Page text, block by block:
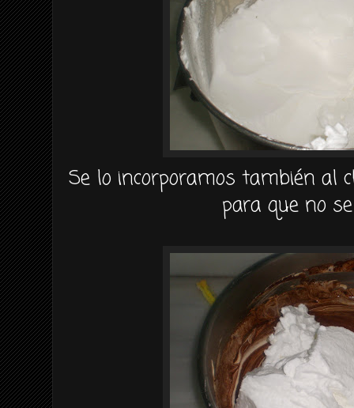
Se lo incorporamostambién al
para que no